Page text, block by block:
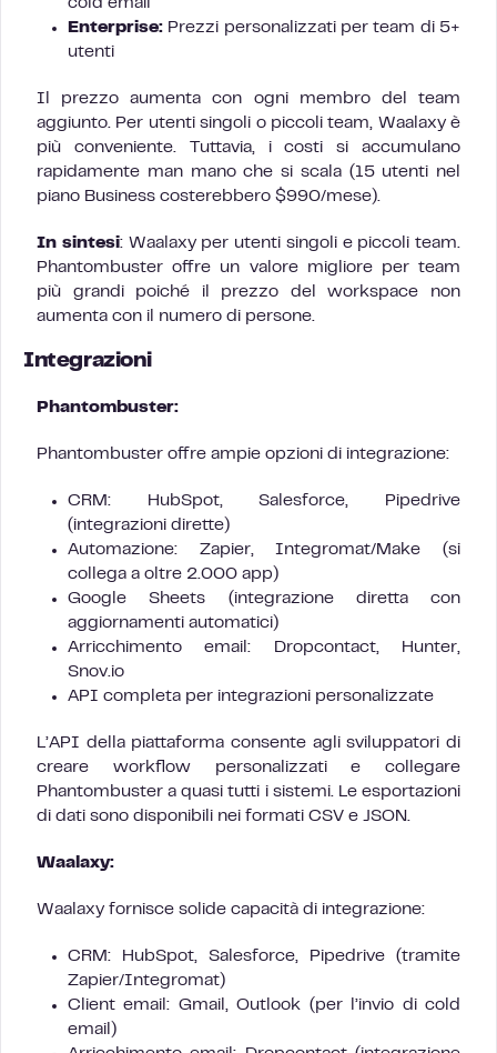
cold email
Enterprise: Prezzi personalizzati per team di 5+
utenti
Il prezzo aumenta con ogni membro del team
aggiunto. Per utenti singoli o piccoli team, Waalaxy è
più conveniente. Tuttavia, i costi si accumulano
rapidamente man mano che si scala (15 utenti nel
piano Business costerebbero $990/mese).
In sintesi: Waalaxy per utenti singoli e piccoli team.
Phantombuster offre un valore migliore per team
più grandi poiché il prezzo del workspace non
aumenta con il numero di persone.
Integrazioni
Phantombuster:
Phantombuster offre ampie opzioni di integrazione:
CRM: HubSpot, Salesforce, Pipedrive
(integrazioni dirette)
Automazione: Zapier, Integromat/Make (si
collega a oltre 2.000 app)
Google Sheets (integrazione diretta con
aggiornamenti automatici)
Arricchimento email: Dropcontact, Hunter,
Snov.io
API completa per integrazioni personalizzate
L’API della piattaforma consente agli sviluppatori di
creare workflow personalizzati e collegare
Phantombuster a quasi tutti i sistemi. Le esportazioni
di dati sono disponibili nei formati CSV e JSON.
Waalaxy:
Waalaxy fornisce solide capacità di integrazione:
CRM: HubSpot, Salesforce, Pipedrive (tramite
Zapier/Integromat)
Client email: Gmail, Outlook (per l’invio di cold
email)